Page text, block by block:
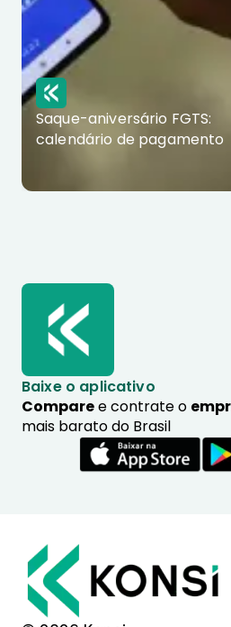
Saque-aniversário FGTS:
calendário de pagamento
Baixe o aplicativo
Comparee contrate o
mais barato do Brasil